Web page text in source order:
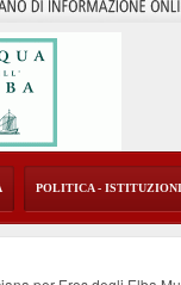
POLITICA - ISTITUZIONI